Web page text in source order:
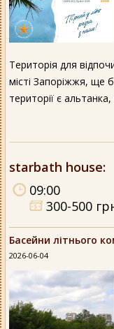
Територія для
місті Запоріжжя, ще
території є
starbath house:
09:00
300-500
Басейни літнього
2026-06-04